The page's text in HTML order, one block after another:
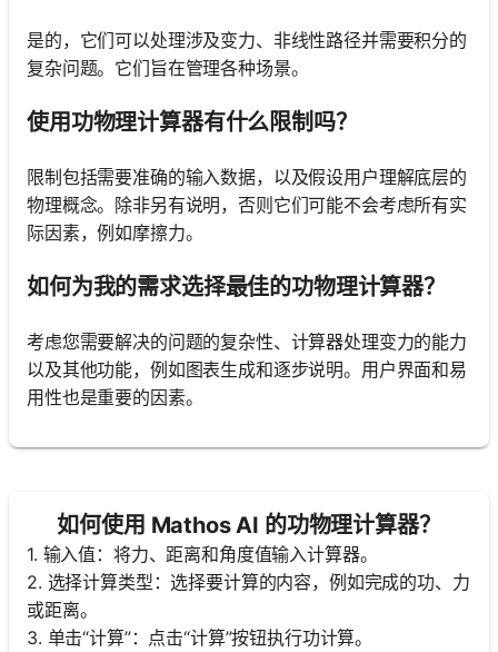
是的，它们可以处理涉及变力、非线性路径并需要积分的
复杂问题。它们旨在管理各种场景。
使用功物理计算器有什么限制吗？
限制包括需要准确的输入数据，以及假设用户理解底层的
物理概念。除非另有说明，否则它们可能不会考虑所有实
际因素，例如摩擦力。
如何为我的需求选择最佳的功物理计算器？
考虑您需要解决的问题的复杂性、计算器处理变力的能力
以及其他功能，例如图表生成和逐步说明。用户界面和易
用性也是重要的因素。
如何使用 Mathos AI 的功物理计算器？
1. 输入值：将力、距离和角度值输入计算器。
2. 选择计算类型：选择要计算的内容，例如完成的功、力
或距离。
3. 单击“计算”：点击“计算”按钮执行功计算。